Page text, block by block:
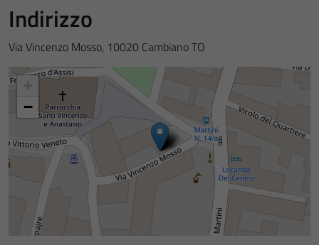
Indirizzo
Via Vincenzo Mosso, 10020 Cambiano TO
−